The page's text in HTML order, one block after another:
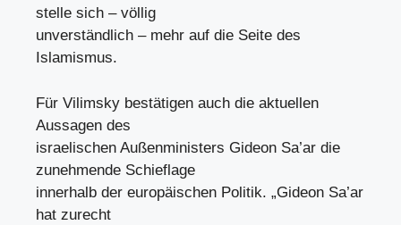
stelle sich – völlig
unverständlich – mehr auf die Seite des
Islamismus.
Für Vilimsky bestätigen auch die aktuellen
Aussagen des
israelischen Außenministers Gideon Sa’ar die
zunehmende Schieflage
innerhalb der europäischen Politik. „Gideon Sa’ar
hat zurecht